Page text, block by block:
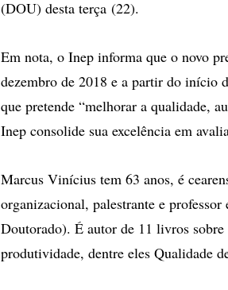
(DOU) desta terça (22).
Em nota, o Inep informa que o novo
dezembro de 2018 e a partir do início
que pretende “melhorar a qualidade,
Inep consolide sua excelência em
Marcus Vinícius tem 63 anos, é
organizacional, palestrante e
Doutorado). É autor de 11 livros
produtividade, dentre eles Qualidade